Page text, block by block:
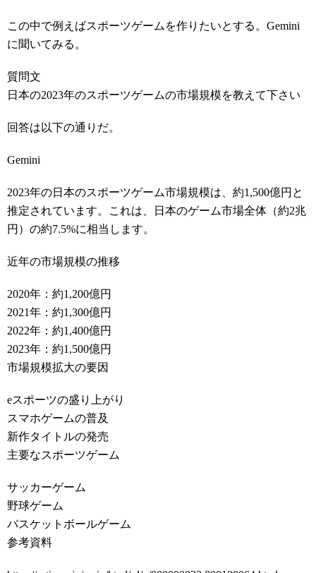
この中で例えばスポーツゲームを作りたいとする。Gemini
に聞いてみる。
質問文
日本の2023年のスポーツゲームの市場規模を教えて下さい
回答は以下の通りだ。
Gemini
2023年の日本のスポーツゲーム市場規模は、約1,500億円と
推定されています。これは、日本のゲーム市場全体（約2兆
円）の約7.5%に相当します。
近年の市場規模の推移
2020年：約1,200億円
2021年：約1,300億円
2022年：約1,400億円
2023年：約1,500億円
市場規模拡大の要因
eスポーツの盛り上がり
スマホゲームの普及
新作タイトルの発売
主要なスポーツゲーム
サッカーゲーム
野球ゲーム
バスケットボールゲーム
参考資料